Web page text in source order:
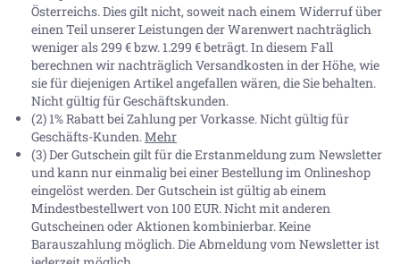
Österreichs. Dies gilt nicht, soweit nach einem Widerruf über
einen Teil unserer Leistungen der Warenwert nachträglich
weniger als 299 € bzw. 1.299 € beträgt. In diesem Fall
berechnen wir nachträglich Versandkosten in der Höhe, wie
sie für diejenigen Artikel angefallen wären, die Sie behalten.
Nicht gültig für Geschäftskunden.
(2) 1% Rabatt bei Zahlung per Vorkasse. Nicht gültig für
Geschäfts-Kunden.Mehr
(3) Der Gutschein gilt für die Erstanmeldung zum Newsletter
und kann nur einmalig bei einer Bestellung im Onlineshop
eingelöst werden. Der Gutschein ist gültig ab einem
Mindestbestellwert von 100 EUR. Nicht mit anderen
Gutscheinen oder Aktionen kombinierbar. Keine
Barauszahlung möglich. Die Abmeldung vom Newsletter ist